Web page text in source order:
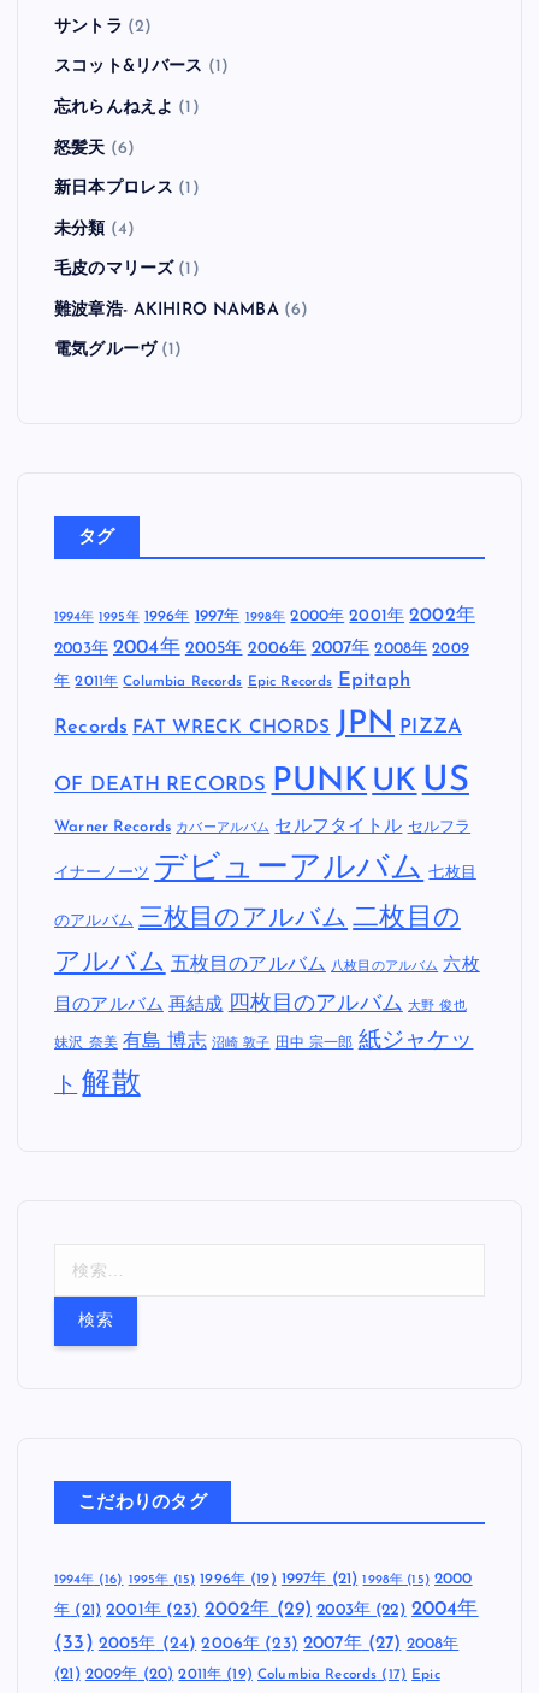
サントラ (2)
スコット&リバース (1)
忘れらんねえよ (1)
怒髪天 (6)
新日本プロレス (1)
未分類 (4)
毛皮のマリーズ (1)
難波章浩- AKIHIRO NAMBA(6)
電気グルーヴ(1)
タグ
1994年 1995年 1996年 1997年 1998年 2000年 2001年 2002年
2003年 2004年 2005年 2006年 2007年 2008年 2009
年 2011年 Columbia Records Epic Records Epitaph
Records FAT WRECK CHORDS JPN PIZZA
OF DEATH RECORDS PUNK UK US
Warner Records カバーアルバム セルフタイトル セルフラ
イナーノーツ デビューアルバム 七枚目
のアルバム 三枚目のアルバム 二枚目の
アルバム 五枚目のアルバム 八枚目のアルバム 六枚
目のアルバム 再結成 四枚目のアルバム 大野 俊也
妹沢 奈美 有島 博志 沼崎 敦子 田中 宗一郎 紙ジャケッ
ト 解散
こだわりのタグ
1994年(16) 1995年 (15) 1996年(19) 1997年 (21) 1998年 (15) 2000
年 (21) 2001年(23) 2002年 (29) 2003年 (22) 2004年
(33) 2005年 (24) 2006年 (23) 2007年(27) 2008年
(21) 2009年 (20) 2011年 (19) Columbia Records (17) Epic